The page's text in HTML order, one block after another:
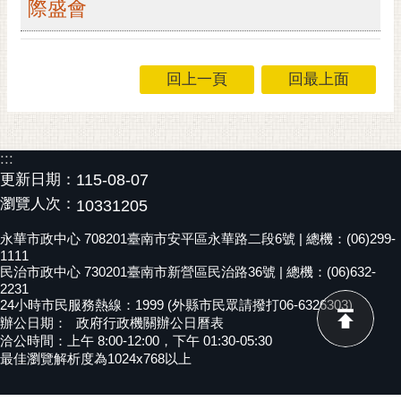
黃
偉
光
桐
祭
網
站
導
覽
際盛會
回上一頁 回最上面
:::
更新日期： 115-08-07
瀏覽人次： 10331205
永華市政中心 708201臺南市安平區永華路二段6號 | 總機：(06)299-
1111
民治市政中心 730201臺南市新營區民治路36號 | 總機：(06)632-
2231
24小時市民服務熱線：1999 (外縣市民眾請撥打06-6326303)
辦公日期：
政府行政機關辦公日曆表
洽公時間：上午 8:00-12:00，下午 01:30-05:30
最佳瀏覽解析度為1024x768以上